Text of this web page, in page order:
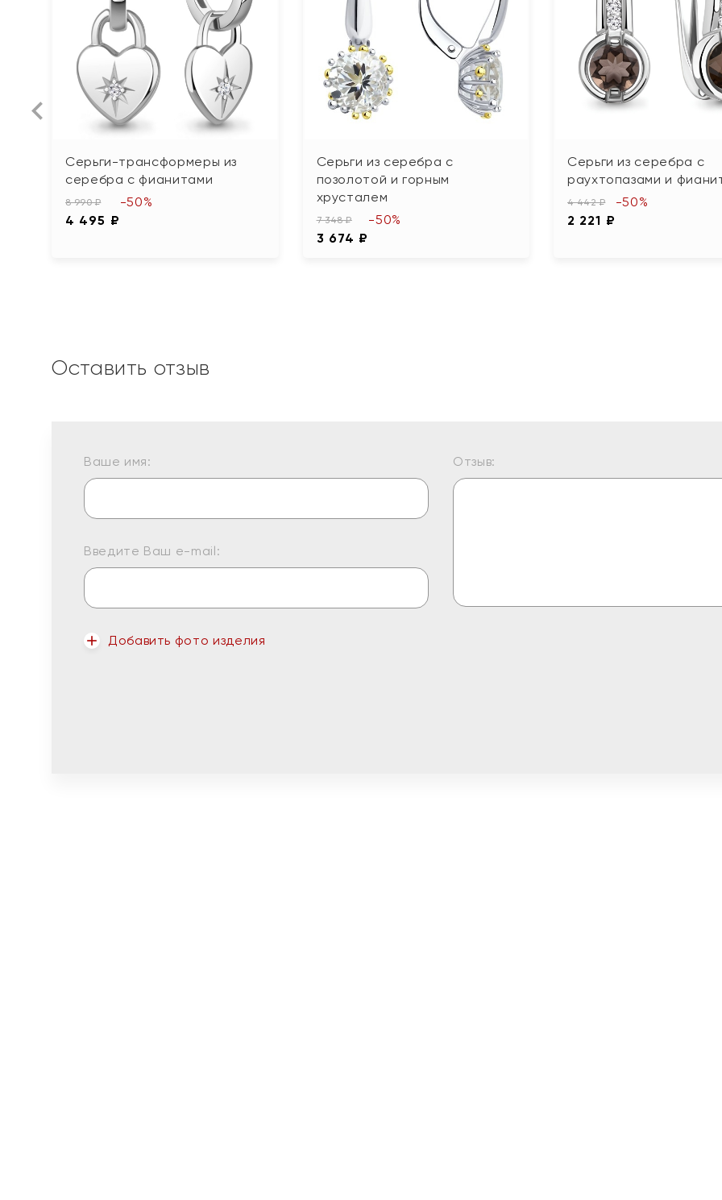
Серьги-трансформеры из
серебра с фианитами
8 990 ₽
4 495 ₽
-50%
Серьги из серебра с
позолотой и горным
хрусталем
7 348 ₽
3 674 ₽
-50%
Серьги из серебра с
раухтопазами и
4 442 ₽
2 221 ₽
-50%
Оставить отзыв
Ваше имя:
Введите Ваш e-mail:
Добавить фото изделия
Отзыв: